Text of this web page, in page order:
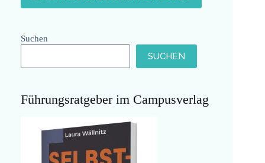
Suchen
SUCHEN
Führungsratgeber im Campusverlag